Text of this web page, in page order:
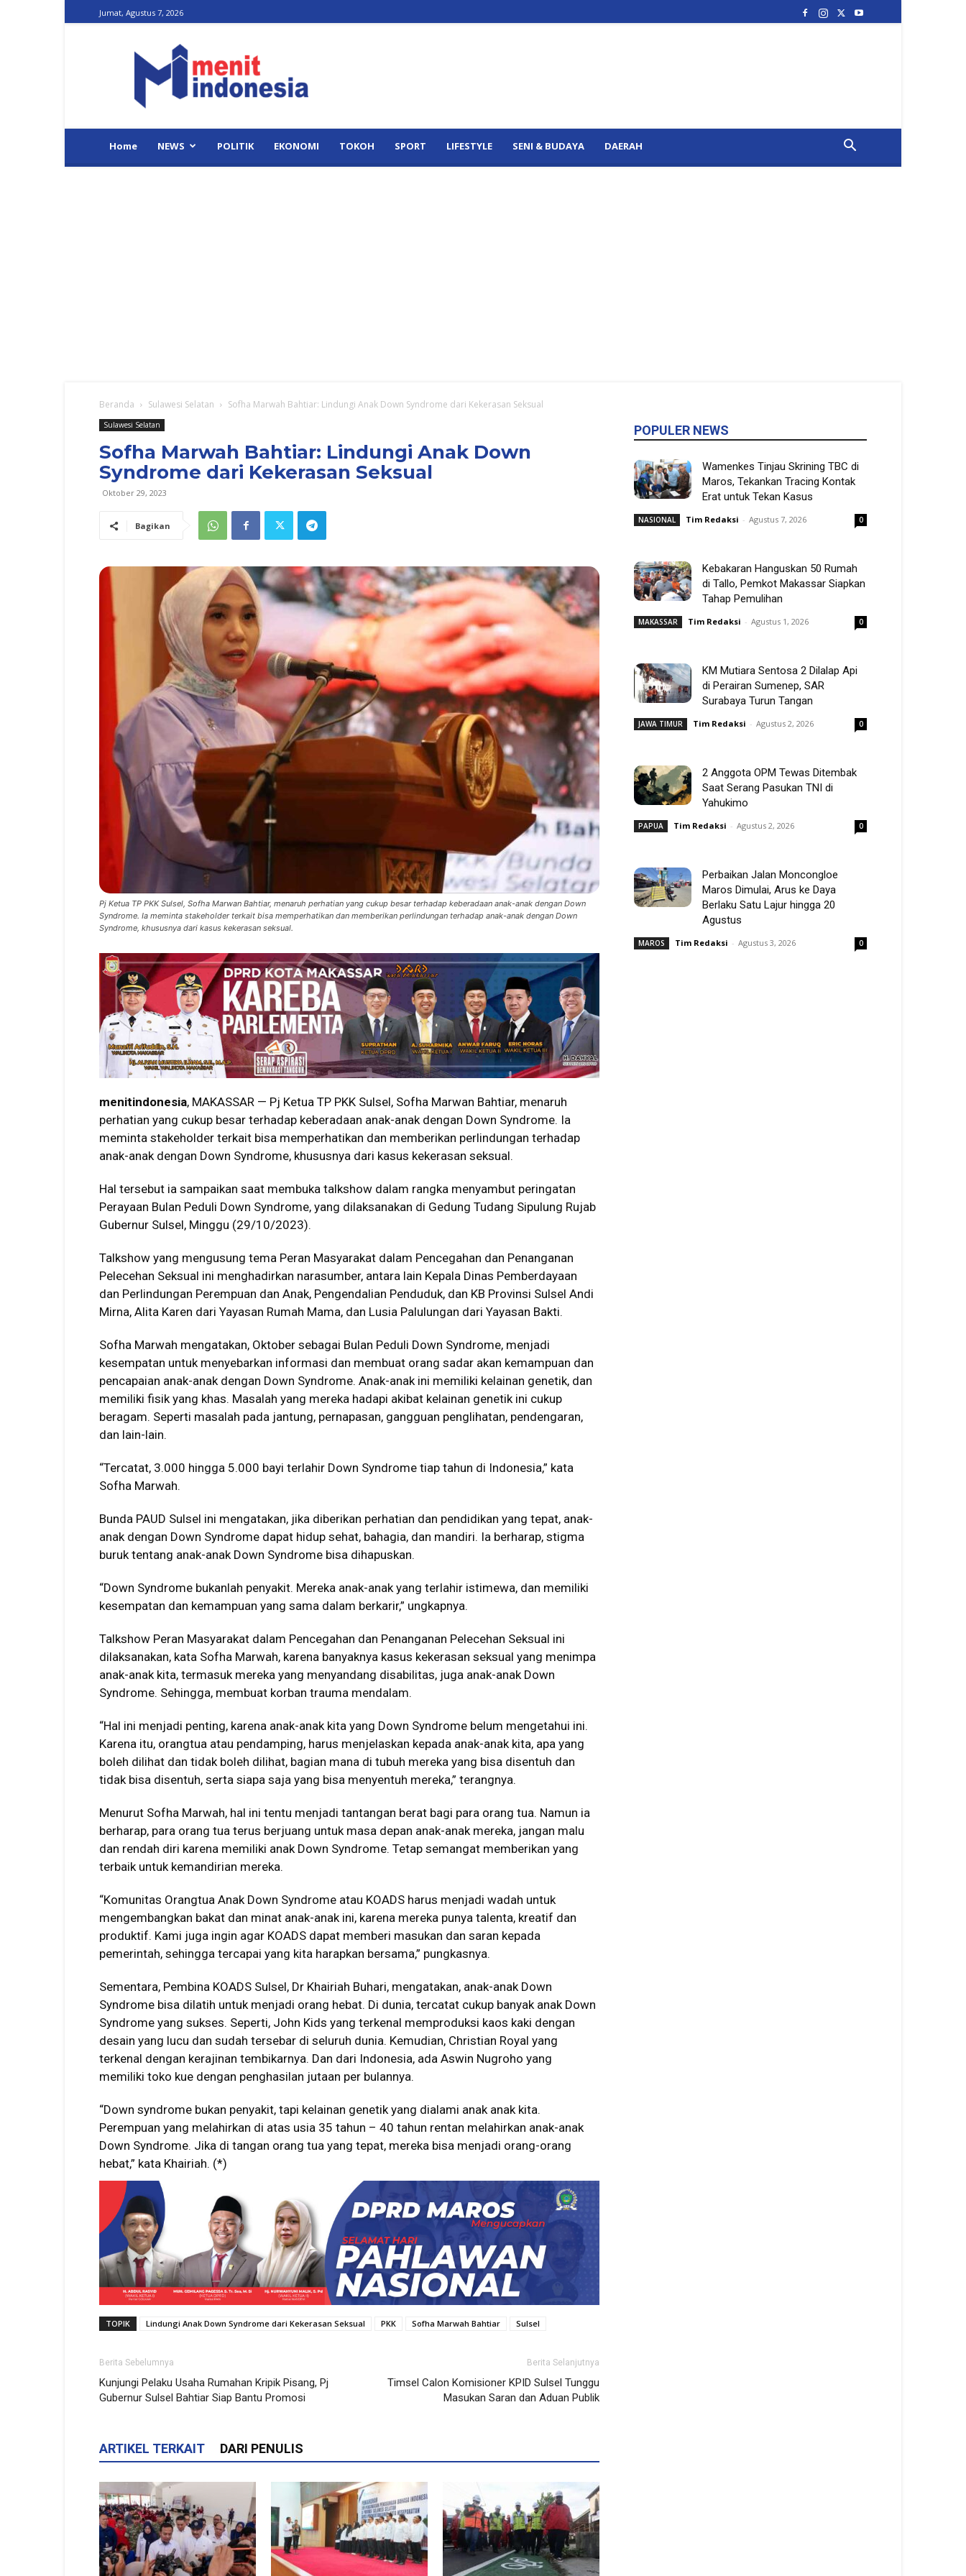
Jumat, Agustus 7, 2026
Indonesia
Home NEWS POLITIK EKONOMI TOKOH SPORT LIFESTYLE SENI & BUDAYA DAERAH
Beranda Sulawesi Selatan Sofha Marwah Bahtiar: Lindungi Anak Down Syndrome dari Kekerasan Seksual
Sulawesi Selatan
Sofha Marwah Bahtiar: Lindungi Anak Down
Syndrome dari Kekerasan Seksual
Oktober 29, 2023
Bagikan
Pj Ketua TP PKK Sulsel, Sofha Marwan Bahtiar, menaruh perhatian yang cukup besar terhadap keberadaan anak-anak dengan Down
Syndrome. Ia meminta stakeholder terkait bisa memperhatikan dan memberikan perlindungan terhadap anak-anak dengan Down
Syndrome, khususnya dari kasus kekerasan seksual.
menitindonesia, MAKASSAR — Pj Ketua TP PKK Sulsel, Sofha Marwan Bahtiar, menaruh
perhatian yang cukup besar terhadap keberadaan anak-anak dengan Down Syndrome. Ia
meminta stakeholder terkait bisa memperhatikan dan memberikan perlindungan terhadap
anak-anak dengan Down Syndrome, khususnya dari kasus kekerasan seksual.
Hal tersebut ia sampaikan saat membuka talkshow dalam rangka menyambut peringatan
Perayaan Bulan Peduli Down Syndrome, yang dilaksanakan di Gedung Tudang Sipulung Rujab
Gubernur Sulsel, Minggu (29/10/2023).
Talkshow yang mengusung tema Peran Masyarakat dalam Pencegahan dan Penanganan
Pelecehan Seksual ini menghadirkan narasumber, antara lain Kepala Dinas Pemberdayaan
dan Perlindungan Perempuan dan Anak, Pengendalian Penduduk, dan KB Provinsi Sulsel Andi
Mirna, Alita Karen dari Yayasan Rumah Mama, dan Lusia Palulungan dari Yayasan Bakti.
Sofha Marwah mengatakan, Oktober sebagai Bulan Peduli Down Syndrome, menjadi
kesempatan untuk menyebarkan informasi dan membuat orang sadar akan kemampuan dan
pencapaian anak-anak dengan Down Syndrome. Anak-anak ini memiliki kelainan genetik, dan
memiliki fisik yang khas. Masalah yang mereka hadapi akibat kelainan genetik ini cukup
beragam. Seperti masalah pada jantung, pernapasan, gangguan penglihatan, pendengaran,
dan lain-lain.
“Tercatat, 3.000 hingga 5.000 bayi terlahir Down Syndrome tiap tahun di Indonesia,” kata
Sofha Marwah.
Bunda PAUD Sulsel ini mengatakan, jika diberikan perhatian dan pendidikan yang tepat, anak-
anak dengan Down Syndrome dapat hidup sehat, bahagia, dan mandiri. Ia berharap, stigma
buruk tentang anak-anak Down Syndrome bisa dihapuskan.
“Down Syndrome bukanlah penyakit. Mereka anak-anak yang terlahir istimewa, dan memiliki
kesempatan dan kemampuan yang sama dalam berkarir,” ungkapnya.
Talkshow Peran Masyarakat dalam Pencegahan dan Penanganan Pelecehan Seksual ini
dilaksanakan, kata Sofha Marwah, karena banyaknya kasus kekerasan seksual yang menimpa
anak-anak kita, termasuk mereka yang menyandang disabilitas, juga anak-anak Down
Syndrome. Sehingga, membuat korban trauma mendalam.
“Hal ini menjadi penting, karena anak-anak kita yang Down Syndrome belum mengetahui ini.
Karena itu, orangtua atau pendamping, harus menjelaskan kepada anak-anak kita, apa yang
boleh dilihat dan tidak boleh dilihat, bagian mana di tubuh mereka yang bisa disentuh dan
tidak bisa disentuh, serta siapa saja yang bisa menyentuh mereka,” terangnya.
Menurut Sofha Marwah, hal ini tentu menjadi tantangan berat bagi para orang tua. Namun ia
berharap, para orang tua terus berjuang untuk masa depan anak-anak mereka, jangan malu
dan rendah diri karena memiliki anak Down Syndrome. Tetap semangat memberikan yang
terbaik untuk kemandirian mereka.
“Komunitas Orangtua Anak Down Syndrome atau KOADS harus menjadi wadah untuk
mengembangkan bakat dan minat anak-anak ini, karena mereka punya talenta, kreatif dan
produktif. Kami juga ingin agar KOADS dapat memberi masukan dan saran kepada
pemerintah, sehingga tercapai yang kita harapkan bersama,” pungkasnya.
Sementara, Pembina KOADS Sulsel, Dr Khairiah Buhari, mengatakan, anak-anak Down
Syndrome bisa dilatih untuk menjadi orang hebat. Di dunia, tercatat cukup banyak anak Down
Syndrome yang sukses. Seperti, John Kids yang terkenal memproduksi kaos kaki dengan
desain yang lucu dan sudah tersebar di seluruh dunia. Kemudian, Christian Royal yang
terkenal dengan kerajinan tembikarnya. Dan dari Indonesia, ada Aswin Nugroho yang
memiliki toko kue dengan penghasilan jutaan per bulannya.
“Down syndrome bukan penyakit, tapi kelainan genetik yang dialami anak anak kita.
Perempuan yang melahirkan di atas usia 35 tahun – 40 tahun rentan melahirkan anak-anak
Down Syndrome. Jika di tangan orang tua yang tepat, mereka bisa menjadi orang-orang
hebat,” kata Khairiah. (*)
TOPIK Lindungi Anak Down Syndrome dari Kekerasan Seksual PKK Sofha Marwah Bahtiar Sulsel
Berita Sebelumnya
Kunjungi Pelaku Usaha Rumahan Kripik Pisang, Pj
Gubernur Sulsel Bahtiar Siap Bantu Promosi
Berita Selanjutnya
Timsel Calon Komisioner KPID Sulsel Tunggu
Masukan Saran dan Aduan Publik
ARTIKEL TERKAIT DARI PENULIS
POPULER NEWS
Wamenkes Tinjau Skrining TBC di
Maros, Tekankan Tracing Kontak
Erat untuk Tekan Kasus
NASIONAL Tim Redaksi - Agustus 7, 2026 0
Kebakaran Hanguskan 50 Rumah
di Tallo, Pemkot Makassar Siapkan
Tahap Pemulihan
MAKASSAR Tim Redaksi - Agustus 1, 2026 0
KM Mutiara Sentosa 2 Dilalap Api
di Perairan Sumenep, SAR
Surabaya Turun Tangan
JAWA TIMUR Tim Redaksi - Agustus 2, 2026 0
2 Anggota OPM Tewas Ditembak
Saat Serang Pasukan TNI di
Yahukimo
PAPUA Tim Redaksi - Agustus 2, 2026 0
Perbaikan Jalan Moncongloe
Maros Dimulai, Arus ke Daya
Berlaku Satu Lajur hingga 20
Agustus
MAROS Tim Redaksi - Agustus 3, 2026 0